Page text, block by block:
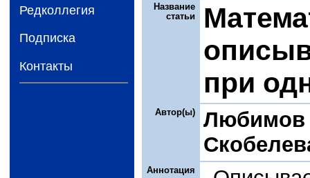
Редколлегия
Подписка
Контакты
Название
статьи
при
Автор(ы)
Любимов
Аннотация